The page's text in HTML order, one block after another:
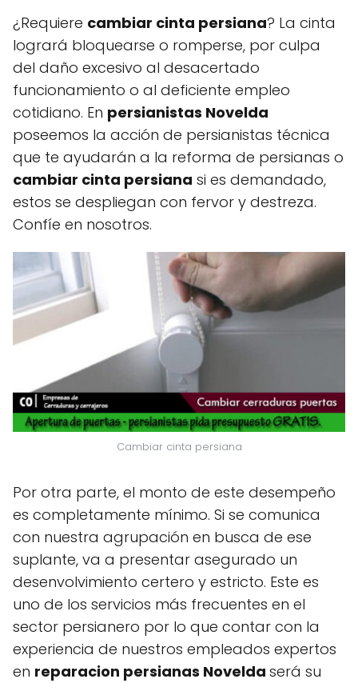
¿Requiere cambiar cinta persiana? La cinta
logrará bloquearse o romperse, por culpa
del daño excesivo al desacertado
funcionamiento o al deficiente empleo
cotidiano. En persianistas Novelda
poseemos la acción de persianistas técnica
que te ayudarán a la reforma de persianas o
cambiar cinta persiana si es demandado,
estos se despliegan con fervor y destreza.
Confíe en nosotros.
Cambiar cinta persiana
Por otra parte, el monto de este desempeño
es completamente mínimo. Si se comunica
con nuestra agrupación en busca de ese
suplante, va a presentar asegurado un
desenvolvimiento certero y estricto. Este es
uno de los servicios más frecuentes en el
sector persianero por lo que contar con la
experiencia de nuestros empleados expertos
en reparacion persianas Novelda será su